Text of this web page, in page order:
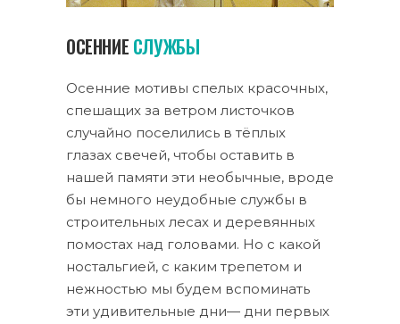
ОСЕННИЕ СЛУЖБЫ
Осенние мотивы спелых красочных,
спешащих за ветром листочков
случайно поселились в тёплых
глазах свечей, чтобы оставить в
нашей памяти эти необычные, вроде
бы немного неудобные службы в
строительных лесах и деревянных
помостах над головами. Но с какой
ностальгией, с каким трепетом и
нежностью мы будем вспоминать
эти удивительные дни— дни первых